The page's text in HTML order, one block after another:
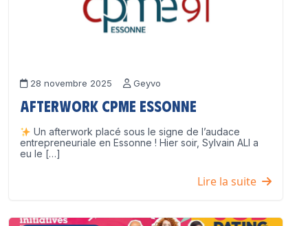
28 novembre 2025 Geyvo
Afterwork CPME Essonne
Un afterwork placé sous le signe de l’audace
entrepreneuriale en Essonne ! Hier soir, Sylvain ALI a
eu le […]
Lire la suite